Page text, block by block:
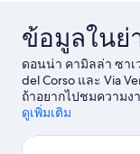
ข้อมูลในย่
ดอนน่า คามิลล่า ซาเ
del Corso และ Via
ถ้าอยากไปชมความง
Borghese และ เซอ
ดูเพิ่มเติม